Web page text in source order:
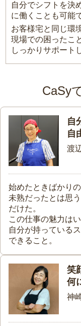
自分でシフトを決
に働くことも可能
お客様宅と同じ環
現場での困ったこ
しっかりサポート
CaSy
自
自
渡
始めたときばかり
未熟だったとは思
だけた。
この仕事の魅力は
自分が持っている
できること。
笑
何
神